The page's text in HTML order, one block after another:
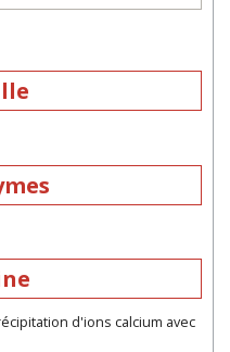
d'ions calcium avec